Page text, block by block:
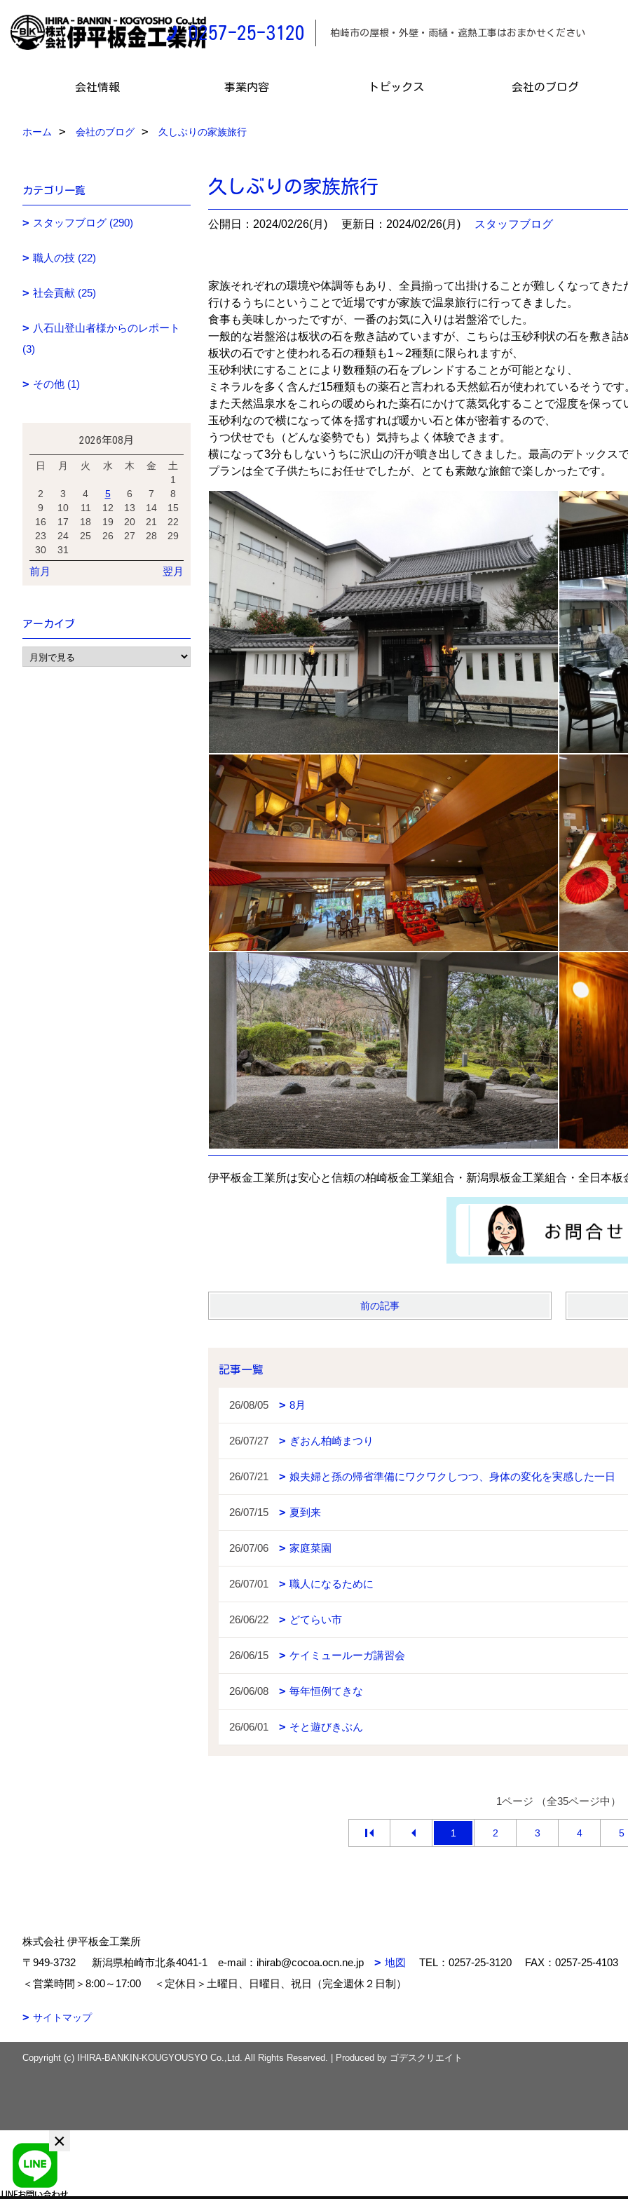
0257-25-3120 柏崎市の屋根・外壁・雨樋・遮熱工事は
会社情報 事業内容 トピックス 会社のブログ
ホーム 会社のブログ 久しぶりの家族旅行
久しぶりの家族旅行
公開日：2024/02/26(月) 更新日：2024/02/26(月) スタッフブログ
家族それぞれの環境や体調等もあり、全員揃って出掛けることが難しくなってきた
行けるうちにということで近場ですが家族で温泉旅行に行ってきました。
食事も美味しかったですが、一番のお気に入りは岩盤浴でした。
一般的な岩盤浴は板状の石を敷き詰めていますが、こちらは玉砂利状の石を敷き詰
板状の石ですと使われる石の種類も1～2種類に限られますが、
玉砂利状にすることにより数種類の石をブレンドすることが可能となり、
ミネラルを多く含んだ15種類もの薬石と言われる天然鉱石が使われているそうです
また天然温泉水をこれらの暖められた薬石にかけて蒸気化することで湿度を保って
玉砂利なので横になって体を揺すれば暖かい石と体が密着するので、
うつ伏せでも（どんな姿勢でも）気持ちよく体験できます。
横になって3分もしないうちに沢山の汗が噴き出してきました。最高のデトックス
プランは全て子供たちにお任せでしたが、とても素敵な旅館で楽しかったです。
伊平板金工業所は安心と信頼の柏崎板金工業組合・新潟県板金工業組合・全日本
前の記事
記事一覧
26/08/05 8月
26/07/27 ぎおん柏崎まつり
26/07/21 娘夫婦と孫の帰省準備にワクワクしつつ、身体の変化を実感した一日
26/07/15 夏到来
26/07/06 家庭菜園
26/07/01 職人になるために
26/06/22 どてらい市
26/06/15 ケイミュールーガ講習会
26/06/08 毎年恒例てきな
26/06/01 そと遊びきぶん
1ページ （全35ページ中）
1 2 3 4 5
カテゴリ一覧
スタッフブログ (290)
職人の技 (22)
社会貢献 (25)
八石山登山者様からのレポート
(3)
その他 (1)
2026年08月
日 月 火 水 木 金
土
1
2
3 4 5 6 7
8
9
10 11 12 13 14
15
16
17 18 19 20 21
22
23
24 25 26 27 28
29
30
31
前月 翌月
アーカイブ
株式会社 伊平板金工業所
〒949-3732
新潟県柏崎市北条4041-1 e-mail：ihirab@cocoa.ocn.ne.jp 地図 TEL： 0257-25-3120
FAX：0257-25-4103
＜営業時間＞8:00～17:00
＜定休日＞土曜日、日曜日、祝日（完全週休２日制）
サイトマップ
Copyright (c) IHIRA-BANKIN-KOUGYOUSYO Co.,Ltd. All Rights Reserved. Produced by ゴデスクリエイト
×